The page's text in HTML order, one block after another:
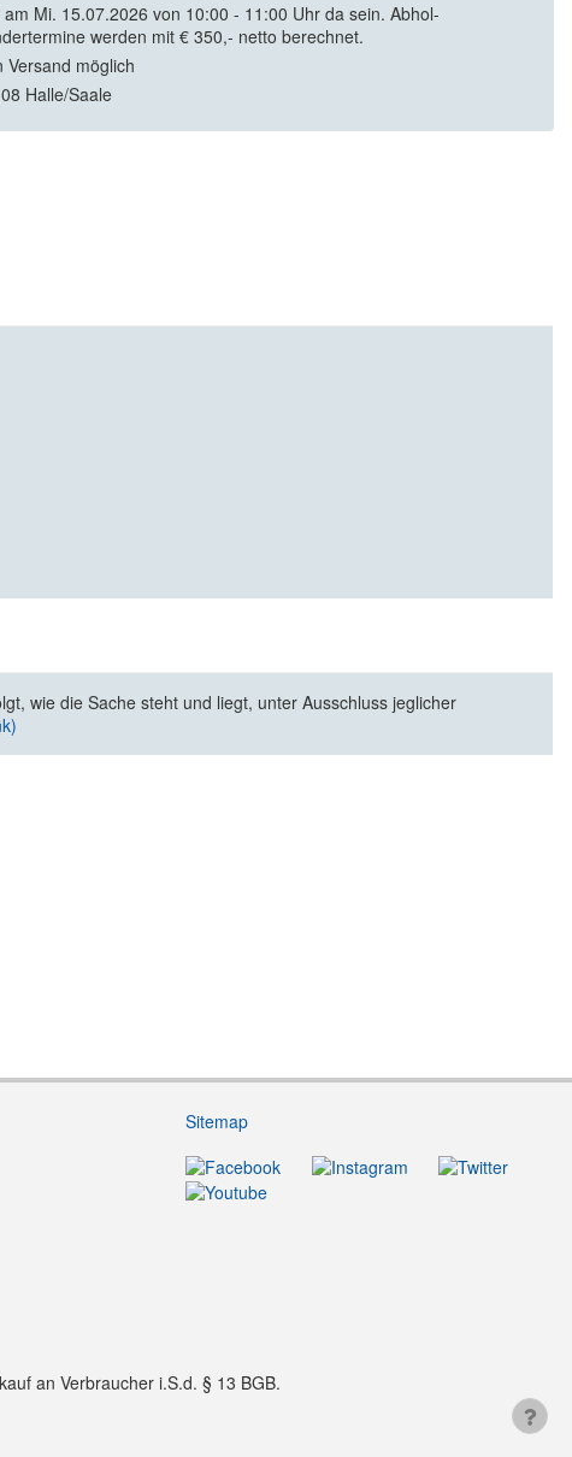
am Mi. 15.07.2026 von 10:00 - 11:00 Uhr da sein. Abhol-
werden mit € 350,- netto berechnet.
Versand möglich
Halle/Saale
wie die Sache steht und liegt, unter Ausschluss jeglicher
Sitemap
an Verbraucher i.S.d. § 13 BGB.